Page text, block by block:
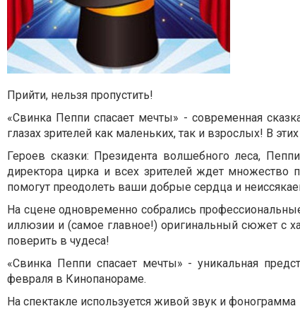
Прийти, нельзя пропустить!
«Свинка Пеппи спасает мечты» - современная
глазах зрителей как маленьких, так и взрослых! В
Героев сказки: Президента волшебного леса,
директора цирка и всех зрителей ждет множество
помогут преодолеть ваши добрые сердца и
На сцене одновременно собрались
иллюзии и (самое главное!) оригинальный сюжет с
поверить в чудеса!
«Свинка Пеппи спасает мечты» - уникальная
февраля в Кинопанораме.
На спектакле используется живой звук и фонограмма